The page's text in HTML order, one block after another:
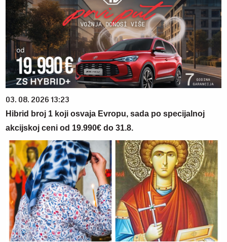
03. 08. 2026 13:23
Hibrid broj 1 koji osvaja Evropu, sada po specijalnoj
akcijskoj ceni od 19.990€ do 31.8.